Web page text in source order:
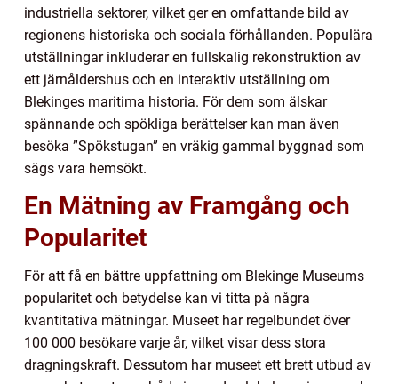
industriella sektorer, vilket ger en omfattande bild av
regionens historiska och sociala förhållanden. Populära
utställningar inkluderar en fullskalig rekonstruktion av
ett järnåldershus och en interaktiv utställning om
Blekinges maritima historia. För dem som älskar
spännande och spökliga berättelser kan man även
besöka ”Spökstugan” en vräkig gammal byggnad som
sägs vara hemsökt.
En Mätning av Framgång och
Popularitet
För att få en bättre uppfattning om Blekinge Museums
popularitet och betydelse kan vi titta på några
kvantitativa mätningar. Museet har regelbundet över
100 000 besökare varje år, vilket visar dess stora
dragningskraft. Dessutom har museet ett brett utbud av